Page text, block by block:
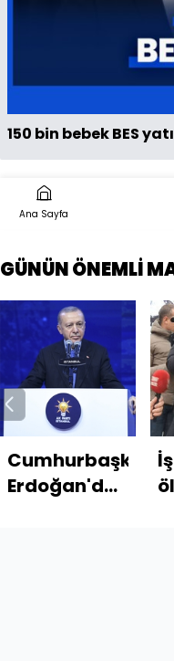
150 bin bebek BES
Ana Sayfa
GÜNÜN ÖNEMLİ
Cumhurbaşkanı
Erdoğan'dan